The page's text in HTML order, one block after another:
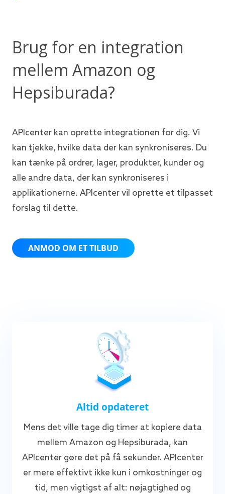
Brug for en integration
mellem Amazon og
Hepsiburada?
APIcenter kan oprette integrationen for dig. Vi
kan tjekke, hvilke data der kan synkroniseres. Du
kan tænke på ordrer, lager, produkter, kunder og
alle andre data, der kan synkroniseres i
applikationerne. APIcenter vil oprette et tilpasset
forslag til dette.
ANMOD OM ET TILBUD
Altid opdateret
Mens det ville tage dig timer at kopiere data
mellem Amazon og Hepsiburada, kan
APIcenter gøre det på få sekunder. APIcenter
er mere effektivt ikke kun i omkostninger og
tid, men vigtigst af alt: nøjagtighed og